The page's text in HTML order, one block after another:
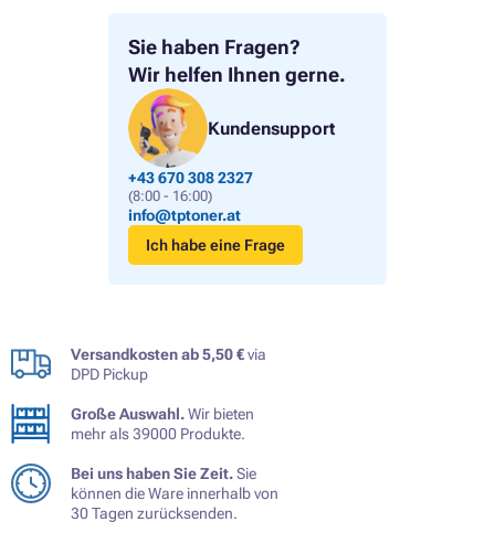
Sie haben Fragen?
Wir helfen Ihnen gerne.
Kundensupport
+43 670 308 2327
(8:00 - 16:00)
info@tptoner.at
Ich habe eine Frage
Versandkosten ab 5,50 €via
DPD Pickup
Große Auswahl.Wir bieten
mehr als 39000 Produkte.
Bei uns haben Sie Zeit.Sie
können die Ware innerhalb von
30 Tagen zurücksenden.